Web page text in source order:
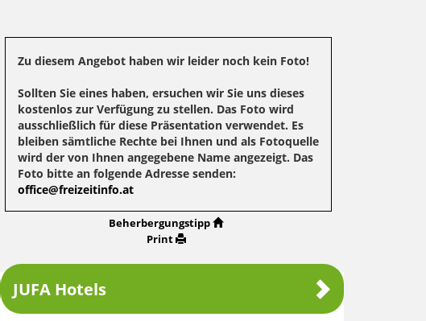
Zu diesem Angebot haben wir leider noch kein Foto!
Sollten Sie eines haben, ersuchen wir Sie uns dieses
kostenlos zur Verfügung zu stellen. Das Foto wird
ausschließlich für diese Präsentation verwendet. Es
bleiben sämtliche Rechte bei Ihnen und als Fotoquelle
wird der von Ihnen angegebene Name angezeigt. Das
Foto bitte an folgende Adresse senden:
office@freizeitinfo.at
Beherbergungstipp
Print
JUFA Hotels